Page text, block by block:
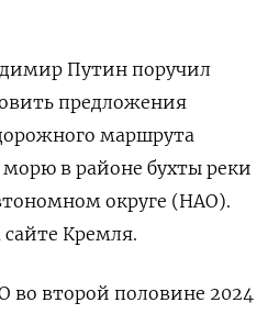
Путин поручил
предложения
маршрута
морю в районе бухты реки
округе (НАО).
сайте Кремля.
во второй половине 2024